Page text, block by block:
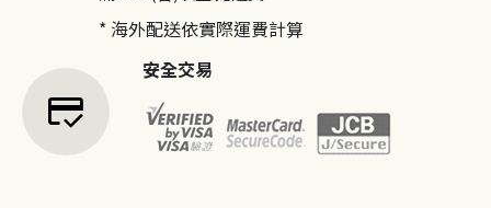
* 海外配送依實際運費計算
credit_score
安全交易